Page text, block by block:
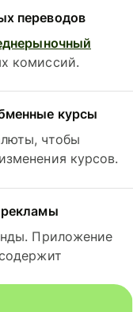
переводов
комиссий.
курсы
чтобы
курсов.
рекламы
Приложение